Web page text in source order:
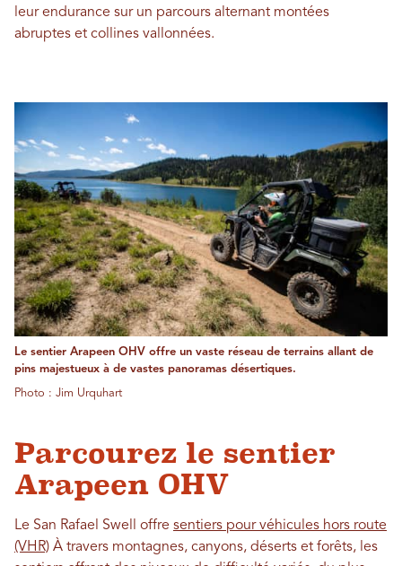
leur endurance sur un parcours alternant montées
abruptes et collines vallonnées.
Le sentier Arapeen OHV offre un vaste réseau de terrains allant de
pins majestueux à de vastes panoramas désertiques.
Photo : Jim Urquhart
Parcourez le sentier
Arapeen OHV
Le San Rafael Swell offre sentiers pour véhicules hors route
(VHR) À travers montagnes, canyons, déserts et forêts, les